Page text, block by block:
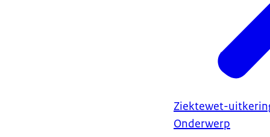
Ziektewet-
Onderwerp